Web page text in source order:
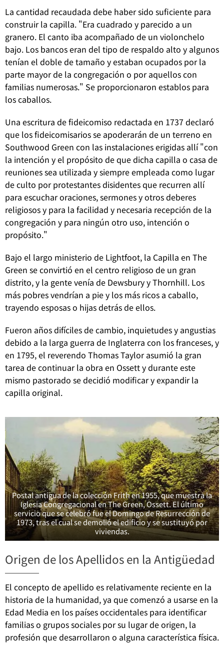
La cantidad recaudada debe haber sido suficiente para
construir la capilla. "Era cuadrado y parecido a un
granero. El canto iba acompañado de un violonchelo
bajo. Los bancos eran del tipo de respaldo alto y algunos
tenían el doble de tamaño y estaban ocupados por la
parte mayor de la congregación o por aquellos con
familias numerosas." Se proporcionaron establos para
los caballos.
Una escritura de fideicomiso redactada en 1737 declaró
que los fideicomisarios se apoderarán de un terreno en
Southwood Green con las instalaciones erigidas allí "con
la intención y el propósito de que dicha capilla o casa de
reuniones sea utilizada y siempre empleada como lugar
de culto por protestantes disidentes que recurren allí
para escuchar oraciones, sermones y otros deberes
religiosos y para la facilidad y necesaria recepción de la
congregación y para ningún otro uso, intención o
propósito."
Bajo el largo ministerio de Lightfoot, la Capilla en The
Green se convirtió en el centro religioso de un gran
distrito, y la gente venía de Dewsbury y Thornhill. Los
más pobres vendrían a pie y los más ricos a caballo,
trayendo esposas o hijas detrás de ellos.
Fueron años difíciles de cambio, inquietudes y angustias
debido a la larga guerra de Inglaterra con los franceses, y
en 1795, el reverendo Thomas Taylor asumió la gran
tarea de continuar la obra en Ossett y durante este
mismo pastorado se decidió modificar y expandir la
capilla original.
Postal antigua de la colección Frith en 1955, que muestra la
Iglesia Congregacional en The Green, Ossett. El último
servicio que se celebró fue el Domingo de Resurrección de
1973, tras el cual se demolió el edificio y se sustituyó por
viviendas.
Origen de los Apellidos en la Antigüedad
El concepto de apellido es relativamente reciente en la
historia de la humanidad, ya que comenzó a usarse en la
Edad Media en los países occidentales para identificar
familias o grupos sociales por su lugar de origen, la
profesión que desarrollaron o alguna característica física.